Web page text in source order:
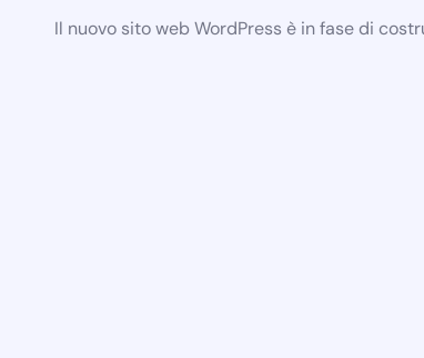
Il nuovo sito web WordPress è in fase di